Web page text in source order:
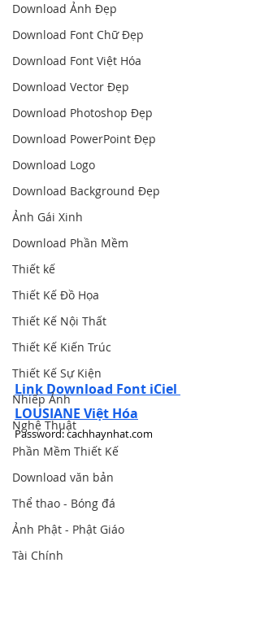
Download Ảnh Đẹp
Download Font Chữ Đẹp
Download Font Việt Hóa
Download Vector Đẹp
Download Photoshop Đẹp
Download PowerPoint Đẹp
Download Logo
Download Background Đẹp
Ảnh Gái Xinh
Download Phần Mềm
Thiết kế
Thiết Kế Đồ Họa
Thiết Kế Nội Thất
Thiết Kế Kiến Trúc
Thiết Kế Sự Kiện
Nhiếp Ảnh
Nghệ Thuật
Phần Mềm Thiết Kế
Download văn bản
Thể thao - Bóng đá
Ảnh Phật - Phật Giáo
Tài Chính
Link Download Font iCiel
LOUSIANE Việt Hóa
Password: cachhaynhat.com